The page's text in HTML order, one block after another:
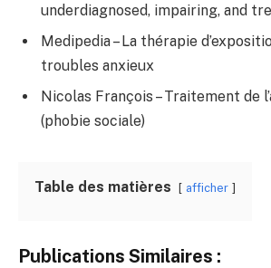
underdiagnosed, impairing, and
Medipedia – La thérapie
troubles anxieux
Nicolas François – Traitement de
(phobie sociale)
Table des matières afficher
Publications Similaires :